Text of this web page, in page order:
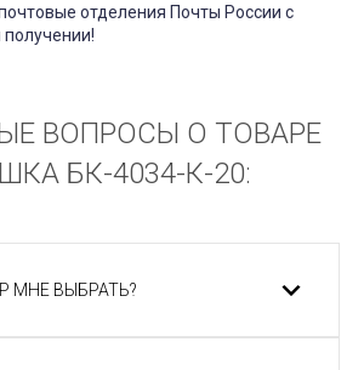
отделения Почты России с
ВОПРОСЫ О ТОВАРЕ
БК-4034-К-20:
МНЕ ВЫБРАТЬ?